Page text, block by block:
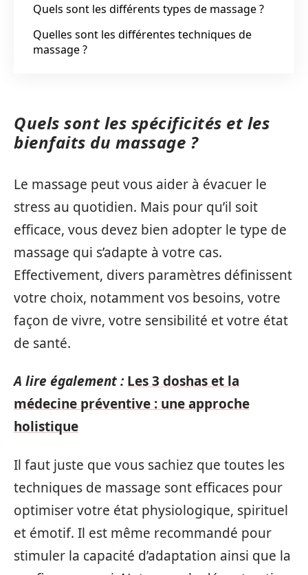
Quels sont les différents types de massage ?
Quelles sont les différentes techniques de
massage ?
Quels sont les spécificités et les
bienfaits du massage ?
Le massage peut vous aider à évacuer le
stress au quotidien. Mais pour qu’il soit
efficace, vous devez bien adopter le type de
massage qui s’adapte à votre cas.
Effectivement, divers paramètres définissent
votre choix, notamment vos besoins, votre
façon de vivre, votre sensibilité et votre état
de santé.
A lire également : Les 3 doshas et la
médecine préventive : une approche
holistique
Il faut juste que vous sachiez que toutes les
techniques de massage sont efficaces pour
optimiser votre état physiologique, spirituel
et émotif. Il est même recommandé pour
stimuler la capacité d’adaptation ainsi que la